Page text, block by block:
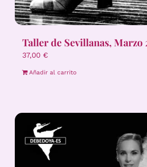
Taller de Sevillanas, Marzo
37,00 €
Añadir al carrito